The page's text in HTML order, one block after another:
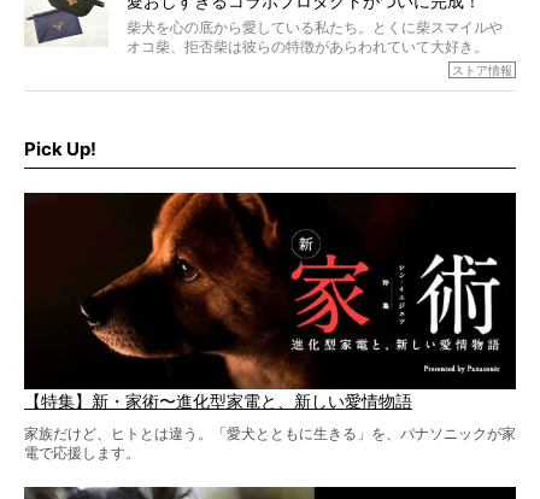
柴犬を心の底から愛している私たち。とくに柴スマイルや
オコ柴、拒否柴は彼らの特徴があらわれていて大好き。
でもちょっと待て…もうひとつ、忘れてはならない愛おしい
ストア情報
Pick Up!
【特集】新・家術〜進化型家電と、新しい愛情物語
家族だけど、ヒトとは違う。「愛犬とともに生きる」を、パナソニックが家
電で応援します。